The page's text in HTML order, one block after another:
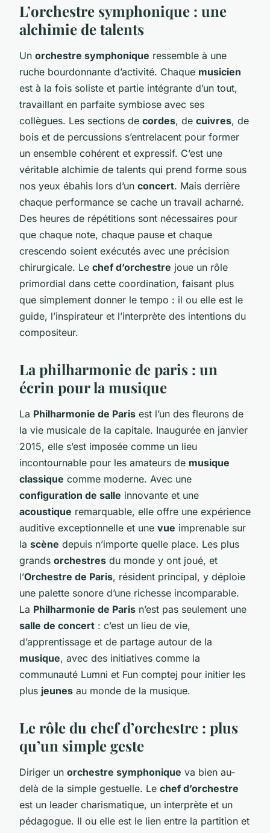
L’orchestre symphonique : une
alchimie de talents
Un orchestre symphonique ressemble à une
ruche bourdonnante d’activité. Chaque musicien
est à la fois soliste et partie intégrante d’un tout,
travaillant en parfaite symbiose avec ses
collègues. Les sections de cordes, de cuivres, de
bois et de percussions s’entrelacent pour former
un ensemble cohérent et expressif. C’est une
véritable alchimie de talents qui prend forme sous
nos yeux ébahis lors d’un concert. Mais derrière
chaque performance se cache un travail acharné.
Des heures de répétitions sont nécessaires pour
que chaque note, chaque pause et chaque
crescendo soient exécutés avec une précision
chirurgicale. Le chef d’orchestre joue un rôle
primordial dans cette coordination, faisant plus
que simplement donner le tempo : il ou elle est le
guide, l’inspirateur et l’interprète des intentions du
compositeur.
La philharmonie de paris : un
écrin pour la musique
La Philharmonie de Paris est l’un des fleurons de
la vie musicale de la capitale. Inaugurée en janvier
2015, elle s’est imposée comme un lieu
incontournable pour les amateurs de musique
classique comme moderne. Avec une
configuration de salle innovante et une
acoustique remarquable, elle offre une expérience
auditive exceptionnelle et une vue imprenable sur
la scène depuis n’importe quelle place. Les plus
grands orchestres du monde y ont joué, et
l’Orchestre de Paris, résident principal, y déploie
une palette sonore d’une richesse incomparable.
La Philharmonie de Paris n’est pas seulement une
salle de concert : c’est un lieu de vie,
d’apprentissage et de partage autour de la
musique, avec des initiatives comme la
communauté Lumni et Fun comptej pour initier les
plus jeunes au monde de la musique.
Le rôle du chef d’orchestre : plus
qu’un simple geste
Diriger un orchestre symphonique va bien au-
delà de la simple gestuelle. Le chef d’orchestre
est un leader charismatique, un interprète et un
pédagogue. Il ou elle est le lien entre la partition et